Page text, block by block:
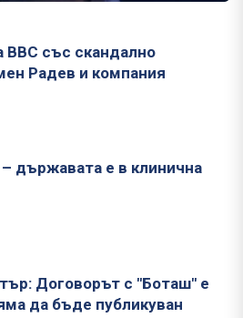
ВВС със скандално
Радев и компания
държавата е в клинична
Договорът с "Боташ" е
да бъде публикуван